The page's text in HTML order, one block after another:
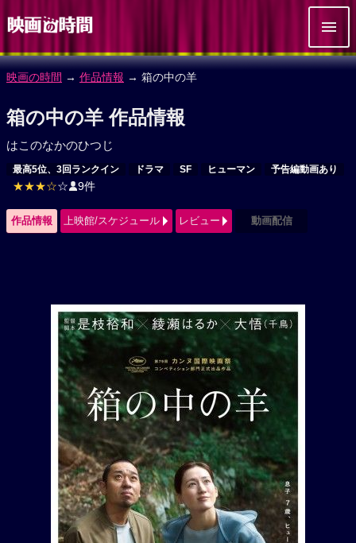
映画の時間 → 作品情報 → 箱の中の羊
箱の中の羊 作品情報
はこのなかのひつじ
最高5位、3回ランクイン ドラマ SF ヒューマン 予告編動画あり
★★★☆☆ 9件
作品情報 上映館/スケジュール レビュー 動画配信